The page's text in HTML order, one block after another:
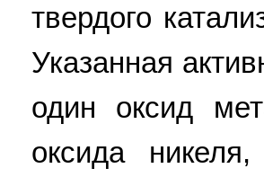
твердого
Указанная
один оксид
оксида